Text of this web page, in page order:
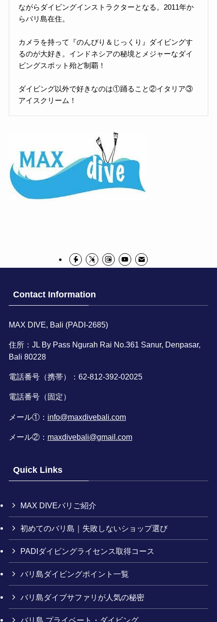
ながらダイビングインストラクターとなる。2011年か
らバリ島在住。
カメラを持って『のんびり＆じっくり』ダイビングす
るのが大好き。インドネシアの秘境とメジャーなダイ
ビングスポット殆ど制覇！
ダイビング以外で好きなのは①踊ること②イタリア③
アイスクリーム！
Contact Information
MAX DIVE, Bali (PADI-2685)
住所：JL By Pass Ngurah Rai No.361 Sanur, Denpasar,
Bali 80228
電話番号（携帯）：62-812-392-02025
電話番号（固定）
メール①： info@maxdivebali.com
メール②： maxdivebali@gmail.com
Quick Links
MAX DIVEバリご紹介
初めてのバリ島｜失敗しないショップ選び
PADIダイビングライセンス取得コース
バリ島ダイビングポイント一覧
バリ島ダイブサファリが人気の秘密
バリ島 プライベート・ダイビング